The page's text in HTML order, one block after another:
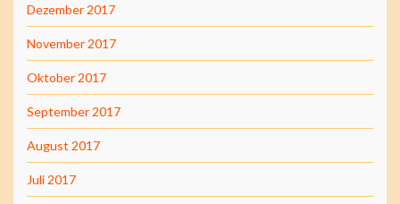
Dezember 2017
November 2017
Oktober 2017
September 2017
August 2017
Juli 2017